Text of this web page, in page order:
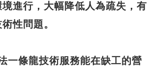
進行，大幅降低人為疏失，有
性問題。
條龍技術服務能在缺工的營